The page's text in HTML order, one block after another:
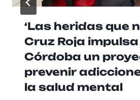
‘Las heridas que
Cruz Roja impulsa
Córdoba un
prevenir
la salud mental